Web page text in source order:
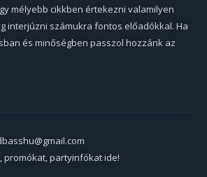
mélyebb cikkben értekezni valamilyen
interjúzni számukra fontos előadókkal. Ha
és minőségben passzol hozzánk az
promókat, partyinfókat ide!